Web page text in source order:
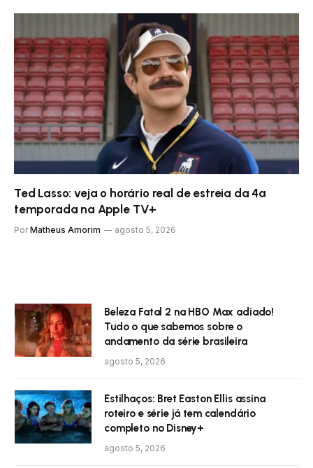
Ted Lasso: veja o horário real de estreia da 4ª
temporada na Apple TV+
Por Matheus Amorim agosto 5, 2026
Beleza Fatal 2 na HBO Max adiado!
Tudo o que sabemos sobre o
andamento da série brasileira
agosto 5, 2026
Estilhaços: Bret Easton Ellis assina
roteiro e série já tem calendário
completo no Disney+
agosto 5, 2026